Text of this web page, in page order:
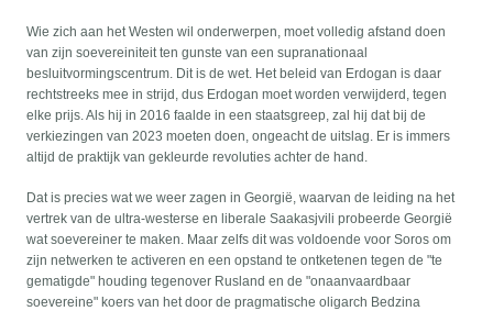
Wie zich aan het Westen wil onderwerpen, moet volledig afstand doen
van zijn soevereiniteit ten gunste van een supranationaal
besluitvormingscentrum. Dit is de wet. Het beleid van Erdogan is daar
rechtstreeks mee in strijd, dus Erdogan moet worden verwijderd, tegen
elke prijs. Als hij in 2016 faalde in een staatsgreep, zal hij dat bij de
verkiezingen van 2023 moeten doen, ongeacht de uitslag. Er is immers
altijd de praktijk van gekleurde revoluties achter de hand.
Dat is precies wat we weer zagen in Georgië, waarvan de leiding na het
vertrek van de ultra-westerse en liberale Saakasjvili probeerde Georgië
wat soevereiner te maken. Maar zelfs dit was voldoende voor Soros om
zijn netwerken te activeren en een opstand te ontketenen tegen de "te
gematigde" houding tegenover Rusland en de "onaanvaardbaar
soevereine" koers van het door de pragmatische oligarch Bedzina